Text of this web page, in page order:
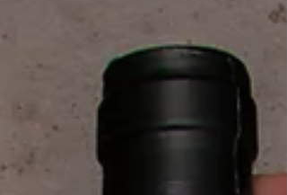
valeurs. Plutôt que de simplement fournir des
capte l'attention du public, rendant ainsi le
message plus mémorable et engageant.